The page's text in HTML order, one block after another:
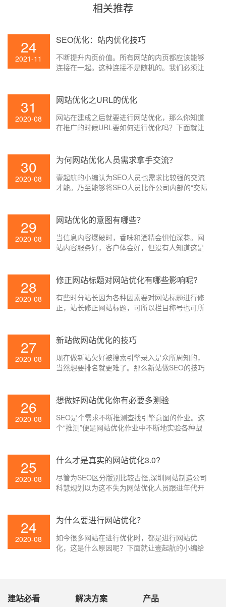
相关推荐
24
2021-11
SEO优化：站内优化技巧
不断提升内页价值。所有网站的内页都应该能够
连接在一起。这种连接不是随机的。我们必须让
31
2020-08
网站优化之URL的优化
网站在建成之后就要进行网站优化，那么你知道
在推广的时候URL要如何进行优化吗？下面就让
30
2020-08
为何网站优化人员需求拿手交流？
壹起航的小编认为SEO人员也需求比较强的交流
才能。乃至能够将SEO人员比作公司内部的“交际
行交流。所以SEO人员应该具有比较强的交流才
源也很难争取到, 网站优化作业也就无法顺利开
展。
29
2020-08
网站优化的意图有哪些？
当信息内容爆破时，香味和酒精会惧怕深巷。网
站内容服务好，客户体会好，但没有人知道这是
的网站优化办法。
28
2020-08
修正网站标题对网站优化有哪些影响呢?
有些时分站长因为各种因素要对网站标题进行修
正，站长修正网站标题，可所以栏目称号也可所
对网站SEO有优点，但假如改的欠好的话则反
下面就让壹起航的小编给大家介绍一下吧。
27
2020-08
新站做网站优化的技巧
现在做新站欠好被搜索引擎录入是众所周知的，
当然想要排名就更难了。那么新站做SEO的技巧
好网站优化才是咱们一向寻求的方针，下面就让
26
2020-08
想做好网站优化你有必要多测验
SEO是个需求不断推测查找引擎意图的作业。这
个“推测”便是网站优化作业中不断地实验各种战
25
2020-08
什么才是真实的网站优化3.0?
尽管为SEO区分版别比较古怪,深圳网站制造公司
科慧规划以为这不失为网站优化人员跟进年代开
用户中心。
24
2020-08
为什么要进行网站优化？
如今很多网站在进行优化时，都是进行网站优
化，这是什么原因呢？下面就让壹起航的小编给
建站必看 解决方案 产品